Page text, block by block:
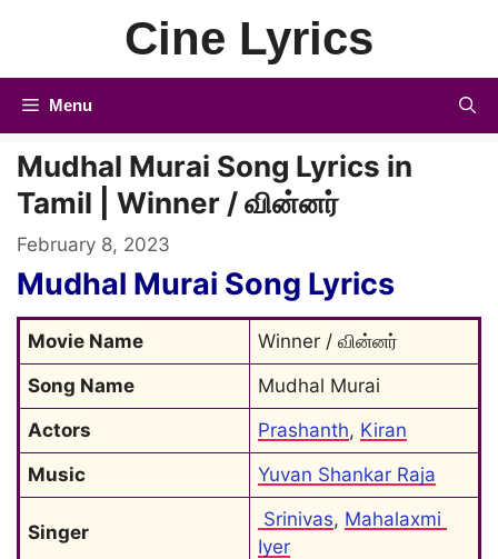
Cine Lyrics
Menu
Mudhal Murai Song Lyrics in
Tamil | Winner / வின்னர்
February 8, 2023
Mudhal Murai Song Lyrics
Movie Name
Winner / வின்னர்
Song Name
Mudhal Murai
Actors
Prashanth, Kiran
Music
Yuvan Shankar Raja
Singer
Srinivas, Mahalaxmi
Iyer